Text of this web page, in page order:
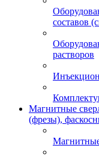
составов
растворов
Магнитные
(фрезы),